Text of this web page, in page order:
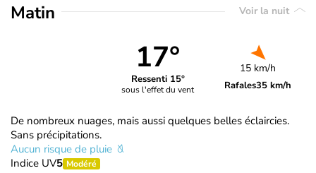
Matin Voir la nuit
17°
Ressenti 15°
sous l'effet du vent
15 km/h
Rafales35 km/h
De nombreux nuages, mais aussi quelques belles éclaircies.
Sans précipitations.
Aucun risque de pluie
Indice UV5 Modéré